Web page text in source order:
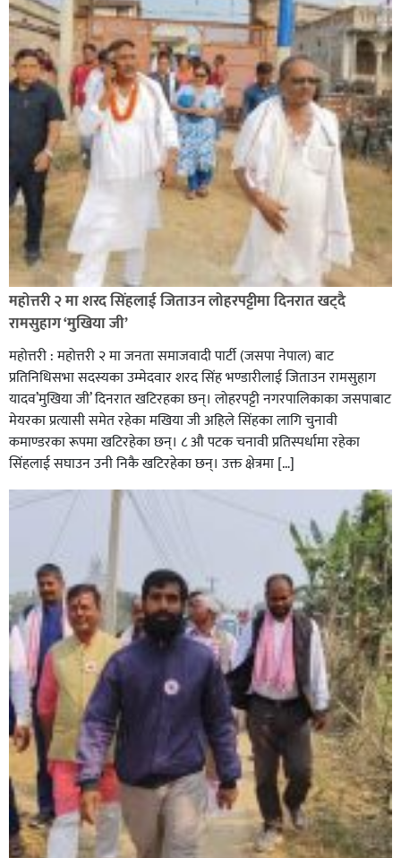
सिराहा-२ मा संजय यादव भिड्ने !
रक्तदान सेवामा जिल्लामै दोस्रो स्थान ल्याएकोमा जनमत नेताद्वय
रेडक्रस सिराहा द्वारा सम्मानित
सिराहाको औरहीमा जेन-जी भेला सम्पन्न
महोत्तरी २ मा शरद सिंहलाई जिताउन लोहरपट्टीमा दिनरात खट्दै
रामसुहाग ‘मुखिया जी’
महोत्तरी : महोत्तरी २ मा जनता समाजवादी पार्टी (जसपा नेपाल) बाट
प्रतिनिधिसभा सदस्यका उम्मेदवार शरद सिंह भण्डारीलाई जिताउन रामसुहाग
यादव’मुखिया जी’ दिनरात खटिरहका छन्। लोहरपट्टी नगरपालिकाका जसपाबाट
मेयरका प्रत्यासी समेत रहेका मखिया जी अहिले सिंहका लागि चुनावी
कमाण्डरका रूपमा खटिरहेका छन्। ८ औ पटक चनावी प्रतिस्पर्धामा रहेका
सिंहलाई सघाउन उनी निकै खटिरहेका छन्। उक्त क्षेत्रमा […]